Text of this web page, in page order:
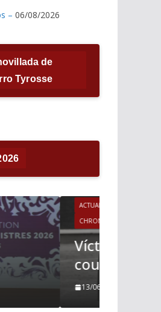
– 06/08/2026
de
Tyrosse
: le